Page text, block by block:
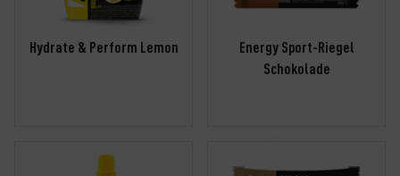
Hydrate & Perform Lemon
Energy Sport-Riegel
Schokolade